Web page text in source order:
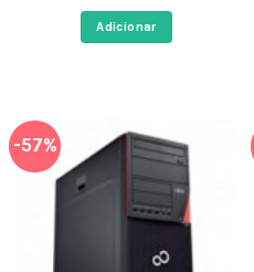
era:
588,00 €.
Adicionar
-57%